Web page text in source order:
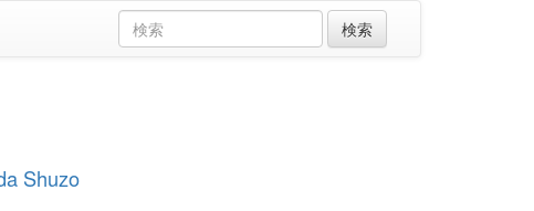
Shuzo